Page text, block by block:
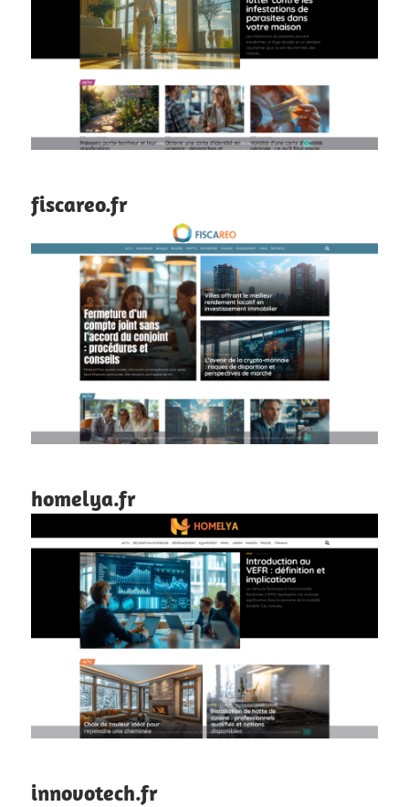
fiscareo.fr
homelya.fr
innovotech.fr